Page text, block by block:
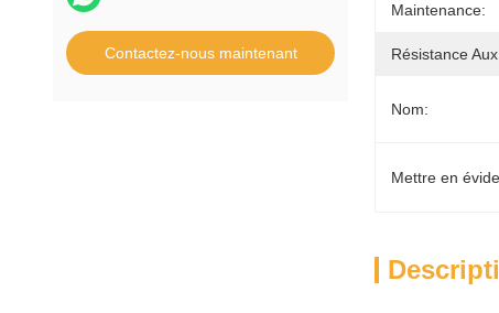
Contactez-nous maintenant
Maintenance:
Résistance
Nom:
Mettre en